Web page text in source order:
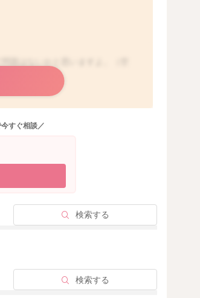
2022/10/10 16:55
すぐ相談／
検索する
検索する